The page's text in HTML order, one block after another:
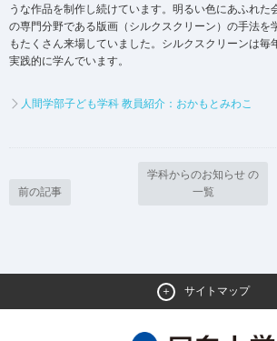
うな作品を制作し続けています。明るい色にあふれた
の専門分野である版画（シルクスクリーン）の手法を
もたくさん来場していました。シルクスクリーンは毎
実践的に学んでいます。
人間学部子ども学科 教員紹介：おかもとみわこ
前の記事
学科からのお知らせ の
一覧
サイトマップ